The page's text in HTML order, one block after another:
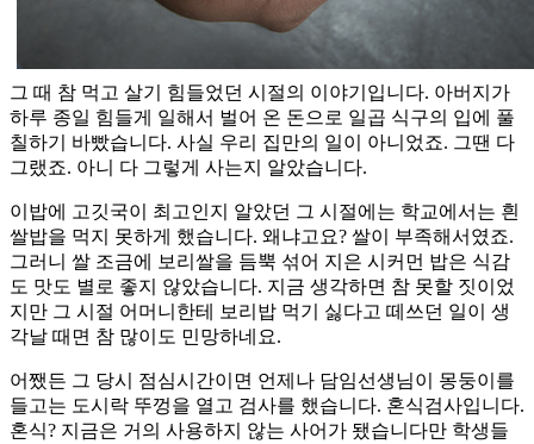
그 때 참 먹고 살기 힘들었던 시절의 이야기입니다. 아버지가
하루 종일 힘들게 일해서 벌어 온 돈으로 일곱 식구의 입에 풀
칠하기 바빴습니다. 사실 우리 집만의 일이 아니었죠. 그땐 다
그랬죠. 아니 다 그렇게 사는지 알았습니다.
이밥에 고깃국이 최고인지 알았던 그 시절에는 학교에서는 흰
쌀밥을 먹지 못하게 했습니다. 왜냐고요? 쌀이 부족해서였죠.
그러니 쌀 조금에 보리쌀을 듬뿍 섞어 지은 시커먼 밥은 식감
도 맛도 별로 좋지 않았습니다. 지금 생각하면 참 못할 짓이었
지만 그 시절 어머니한테 보리밥 먹기 싫다고 떼쓰던 일이 생
각날 때면 참 많이도 민망하네요.
어쨌든 그 당시 점심시간이면 언제나 담임선생님이 몽둥이를
들고는 도시락 뚜껑을 열고 검사를 했습니다. 혼식검사입니다.
혼식? 지금은 거의 사용하지 않는 사어가 됐습니다만 학생들